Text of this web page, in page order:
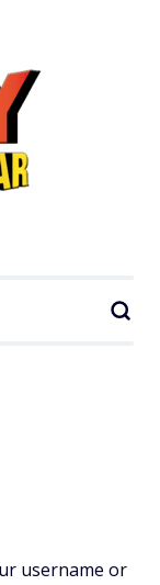
username or